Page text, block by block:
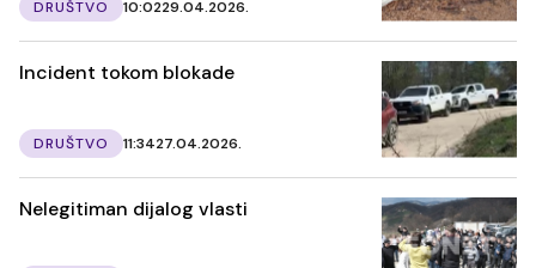
DRUŠTVO 10:0229.04.2026.
Incident tokom blokade
DRUŠTVO 11:3427.04.2026.
Nelegitiman dijalog vlasti